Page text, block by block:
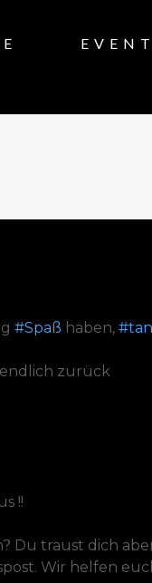
#Spaß haben,
zurück
!!
traust dich
Wir helfen